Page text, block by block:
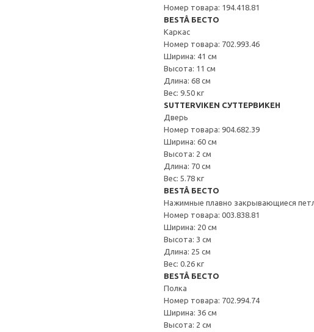
Номер товара: 194.418.81
BESTÅ БЕСТО
Каркас
Номер товара: 702.993.46
Ширина: 41 см
Высота: 11 см
Длина: 68 см
Вес: 9.50 кг
SUTTERVIKEN СУТТЕРВИКЕН
Дверь
Номер товара: 904.682.39
Ширина: 60 см
Высота: 2 см
Длина: 70 см
Вес: 5.78 кг
BESTÅ БЕСТО
Нажимные плавно закрывающиеся
Номер товара: 003.838.81
Ширина: 20 см
Высота: 3 см
Длина: 25 см
Вес: 0.26 кг
BESTÅ БЕСТО
Полка
Номер товара: 702.994.74
Ширина: 36 см
Высота: 2 см